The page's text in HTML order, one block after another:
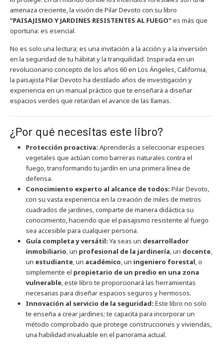
amenaza creciente, la visión de Pilar Devoto con su libro
"PAISAJISMO Y JARDINES RESISTENTES AL FUEGO"es más que
oportuna: es esencial.
No es solo una lectura; es una invitación a la acción y a la inversión
en la seguridad de tu hábitat y la tranquilidad. Inspirada en un
revolucionario concepto de los años 60 en Los Ángeles, California,
la paisajista Pilar Devoto ha destilado años de investigación y
experiencia en un manual práctico que te enseñará a diseñar
espacios verdes que retardan el avance de las llamas.
¿Por qué necesitas este libro?
Protección proactiva: Aprenderás a seleccionar especies
vegetales que actúan como barreras naturales contra el
fuego, transformando tu jardín en una primera línea de
defensa.
Conocimiento experto al alcance de todos: Pilar Devoto,
con su vasta experiencia en la creación de miles de metros
cuadrados de jardines, comparte de manera didáctica su
conocimiento, haciendo que el paisajismo resistente al fuego
sea accesible para cualquier persona.
Guía completa y versátil: Ya seas un desarrollador
inmobiliario, un profesional de la jardinería, un docente,
un estudiante, un académico, un ingeniero forestal, o
simplemente el propietario de un predio en una zona
vulnerable, este libro te proporcionará las herramientas
necesarias para diseñar espacios seguros y hermosos.
Innovación al servicio de la seguridad: Este libro no solo
te enseña a crear jardines; te capacita para incorporar un
método comprobado que protege construcciones y viviendas,
una habilidad invaluable en el panorama actual.